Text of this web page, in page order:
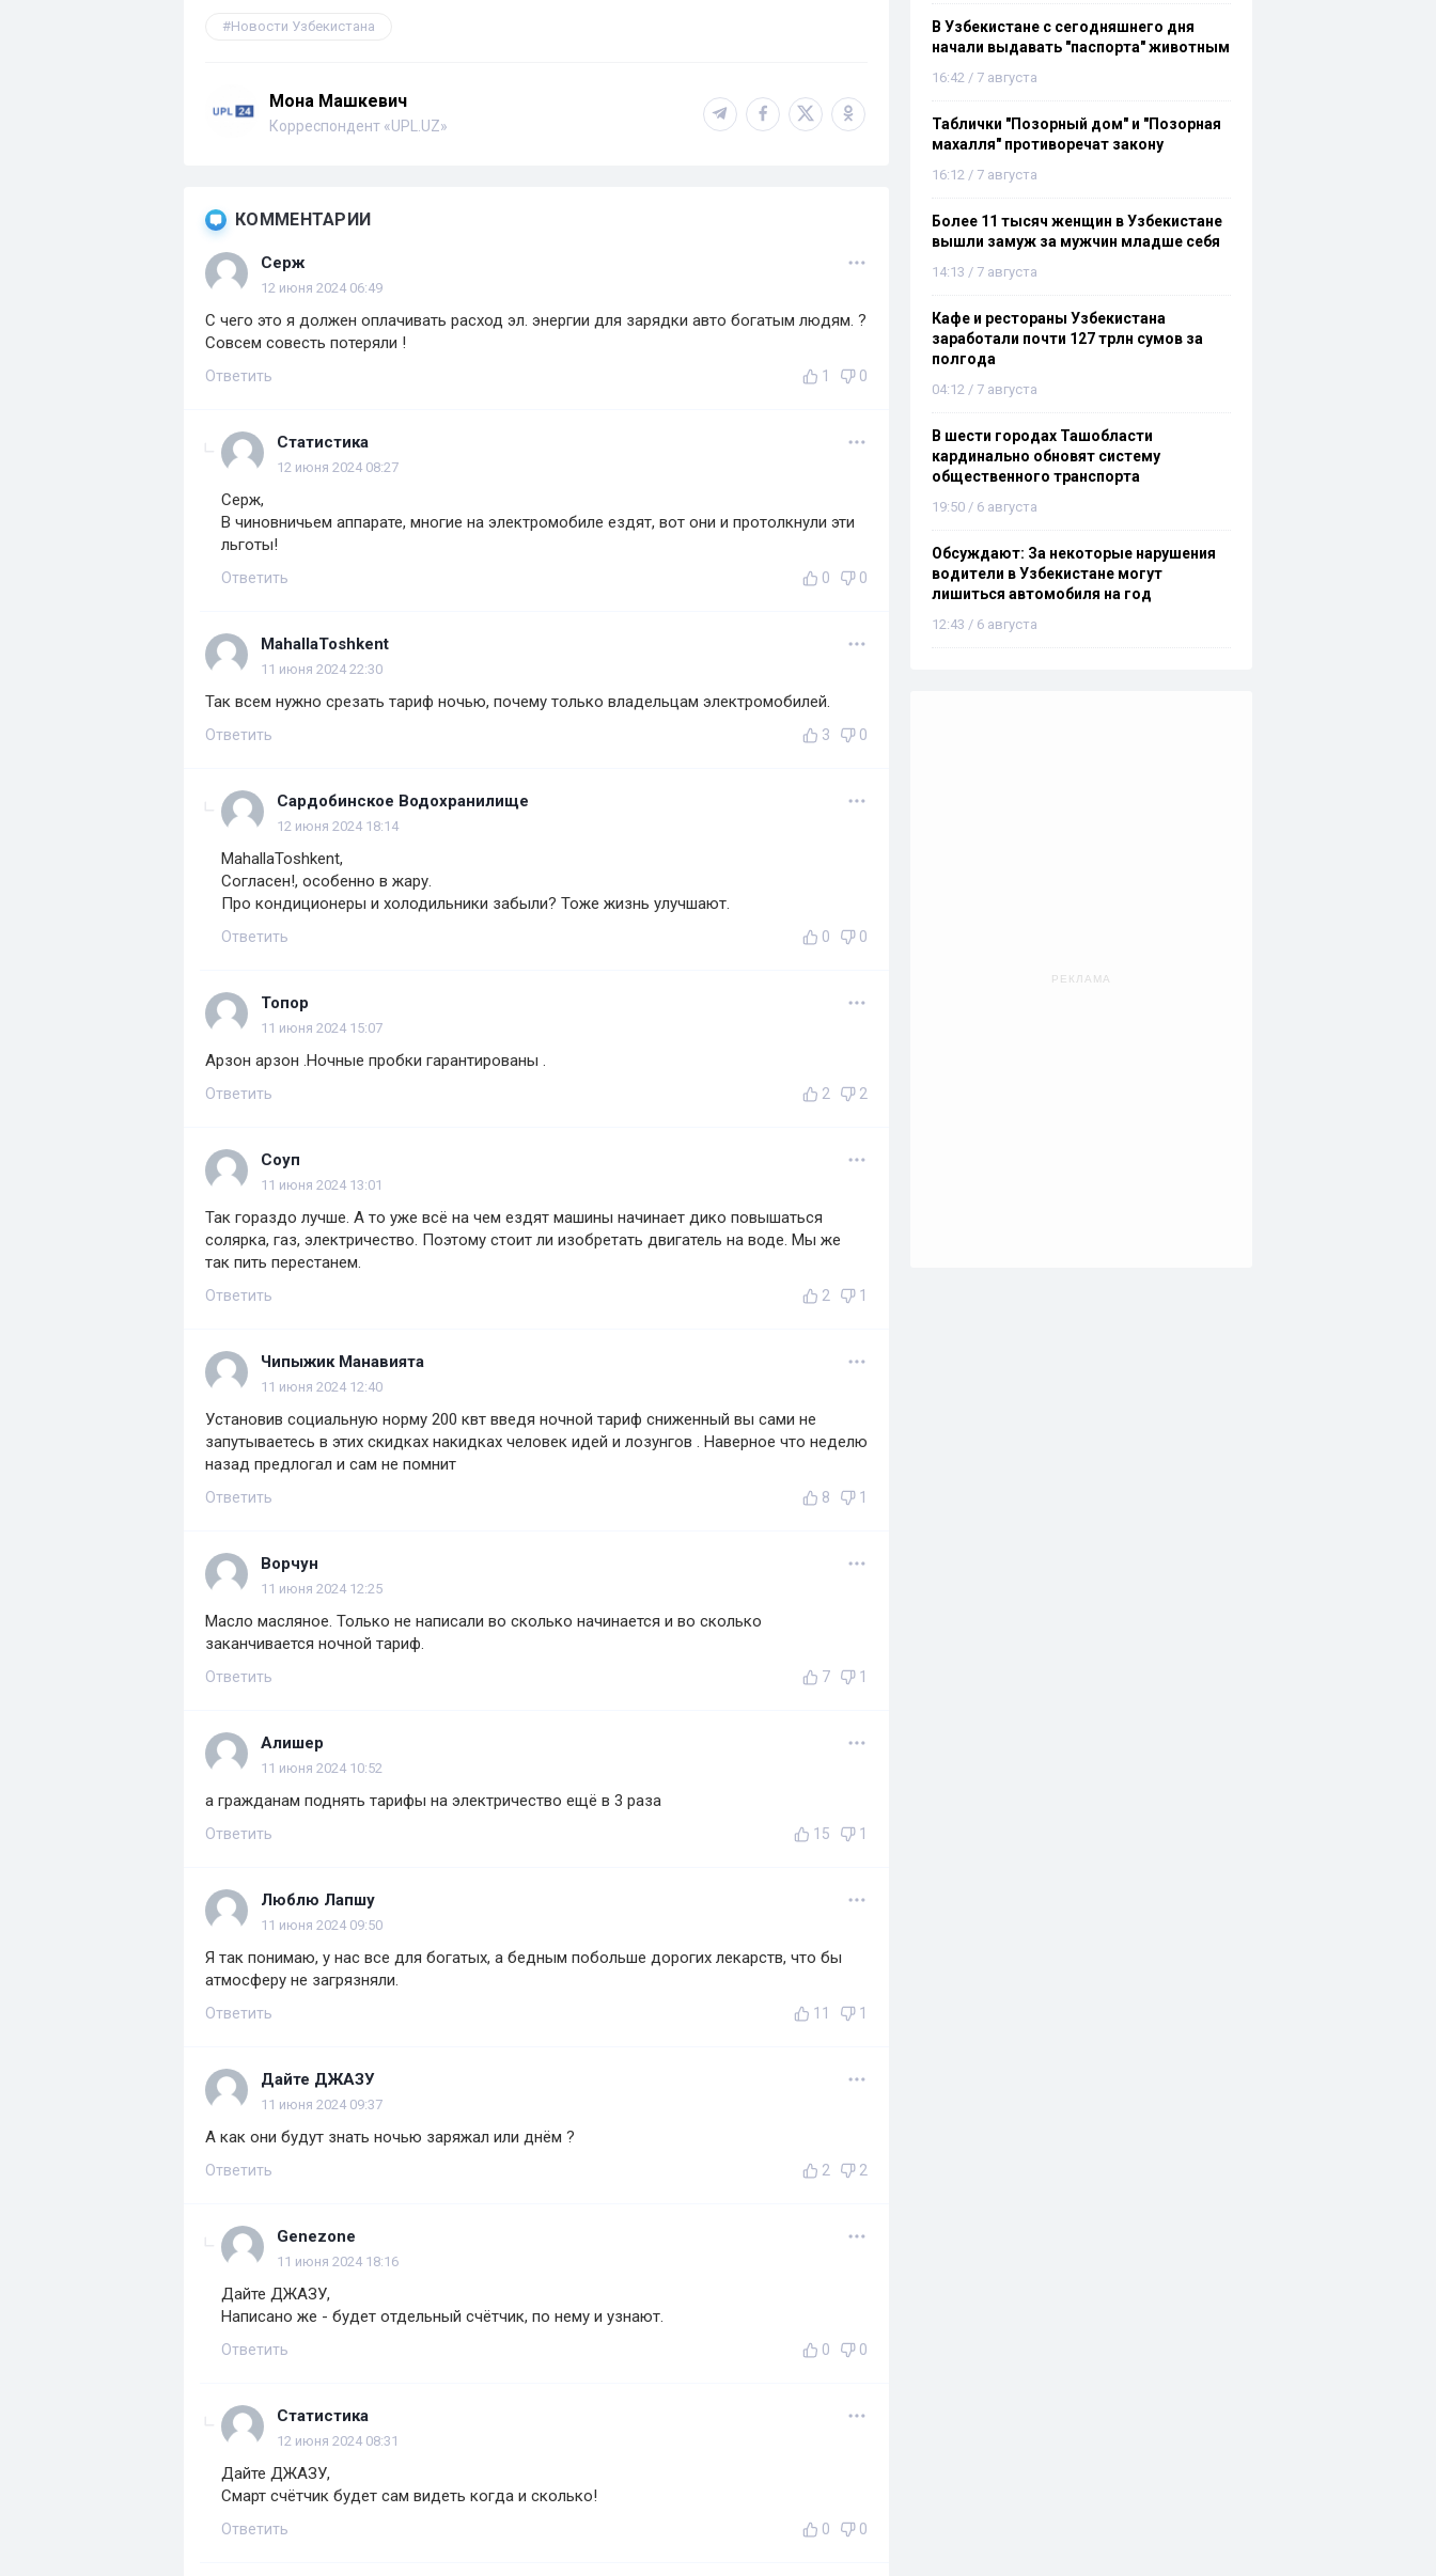
Новости Узбекистана
Мона Машкевич
Корреспондент «UPL.UZ»
КОММЕНТАРИИ
Серж
12 июня 2024 06:49
С чего это я должен оплачивать расход эл. энергии для зарядки авто богатым людям. ?
Совсем совесть потеряли !
Ответить 1 0
Статистика
12 июня 2024 08:27
Серж,
В чиновничьем аппарате, многие на электромобиле ездят, вот они и протолкнули эти
льготы!
Ответить 0 0
MahallaToshkent
11 июня 2024 22:30
Так всем нужно срезать тариф ночью, почему только владельцам электромобилей.
Ответить 3 0
Сардобинское Водохранилище
12 июня 2024 18:14
MahallaToshkent,
Согласен!, особенно в жару.
Про кондиционеры и холодильники забыли? Тоже жизнь улучшают.
Ответить 0 0
Топор
11 июня 2024 15:07
Арзон арзон .Ночные пробки гарантированы .
Ответить 2 2
Соуп
11 июня 2024 13:01
Так гораздо лучше. А то уже всё на чем ездят машины начинает дико повышаться
солярка, газ, электричество. Поэтому стоит ли изобретать двигатель на воде. Мы же
так пить перестанем.
Ответить 2 1
Чипыжик Манавията
11 июня 2024 12:40
Установив социальную норму 200 квт введя ночной тариф сниженный вы сами не
запутываетесь в этих скидках накидках человек идей и лозунгов . Наверное что неделю
назад предлогал и сам не помнит
Ответить 8 1
Ворчун
11 июня 2024 12:25
Масло масляное. Только не написали во сколько начинается и во сколько
заканчивается ночной тариф.
Ответить 7 1
Алишер
11 июня 2024 10:52
а гражданам поднять тарифы на электричество ещё в 3 раза
Ответить 15 1
Люблю Лапшу
11 июня 2024 09:50
Я так понимаю, у нас все для богатых, а бедным побольше дорогих лекарств, что бы
атмосферу не загрязняли.
Ответить 11 1
Дайте ДЖАЗУ
11 июня 2024 09:37
А как они будут знать ночью заряжал или днём ?
Ответить 2 2
Genezone
11 июня 2024 18:16
Дайте ДЖАЗУ,
Написано же - будет отдельный счётчик, по нему и узнают.
Ответить 0 0
Статистика
12 июня 2024 08:31
Дайте ДЖАЗУ,
Смарт счётчик будет сам видеть когда и сколько!
Ответить 0 0
В Узбекистане с сегодняшнего дня
начали выдавать "паспорта" животным
16:42 / 7 августа
Таблички "Позорный дом" и "Позорная
махалля" противоречат закону
16:12 / 7 августа
Более 11 тысяч женщин в Узбекистане
вышли замуж за мужчин младше себя
14:13 / 7 августа
Кафе и рестораны Узбекистана
заработали почти 127 трлн сумов за
полгода
04:12 / 7 августа
В шести городах Ташобласти
кардинально обновят систему
общественного транспорта
19:50 / 6 августа
Обсуждают: За некоторые нарушения
водители в Узбекистане могут
лишиться автомобиля на год
12:43 / 6 августа